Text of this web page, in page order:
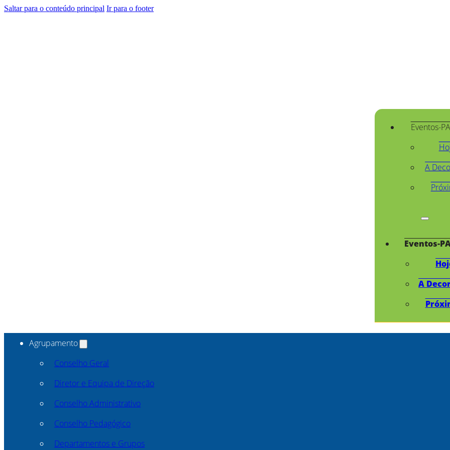
Saltar para o conteúdo principal Ir para o footer
Eventos-
A
Eventos-
A
Agrupamento
Conselho Geral
Diretor e Equipa de Direção
Conselho Administrativo
Conselho Pedagógico
Departamentos e Grupos